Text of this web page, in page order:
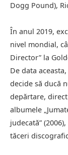
Dogg Pound),
În anul 2019,
nivel mondial,
Director” la
De data
decide să ducă
depărtare,
albumele
judecată”
tăceri